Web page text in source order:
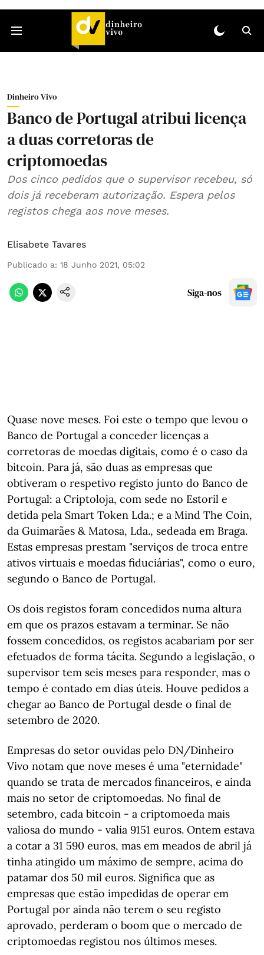
Dinheiro Vivo
Banco de Portugal atribui licença
a duas corretoras de
criptomoedas
Dos cinco pedidos que o supervisor recebeu, só
dois já receberam autorização. Espera pelos
registos chega aos nove meses.
Elisabete Tavares
Publicado a: 18 Junho 2021, 05:02
Siga-nos
Quase nove meses. Foi este o tempo que levou o
Banco de Portugal a conceder licenças a
corretoras de moedas digitais, como é o caso da
bitcoin. Para já, são duas as empresas que
obtiveram o respetivo registo junto do Banco de
Portugal: a Criptoloja, com sede no Estoril e
detida pela Smart Token Lda.; e a Mind The Coin,
da Guimarães & Matosa, Lda., sedeada em Braga.
Estas empresas prestam "serviços de troca entre
ativos virtuais e moedas fiduciárias", como o euro,
segundo o Banco de Portugal.
Os dois registos foram concedidos numa altura
em que os prazos estavam a terminar. Se não
fossem concedidos, os registos acabariam por ser
efetuados de forma tácita. Segundo a legislação, o
supervisor tem seis meses para responder, mas o
tempo é contado em dias úteis. Houve pedidos a
chegar ao Banco de Portugal desde o final de
setembro de 2020.
Empresas do setor ouvidas pelo DN/Dinheiro
Vivo notam que nove meses é uma "eternidade"
quando se trata de mercados financeiros, e ainda
mais no setor de criptomoedas. No final de
setembro, cada bitcoin - a criptomoeda mais
valiosa do mundo - valia 9151 euros. Ontem estava
a cotar a 31 590 euros, mas em meados de abril já
tinha atingido um máximo de sempre, acima do
patamar dos 50 mil euros. Significa que as
empresas que estão impedidas de operar em
Portugal por ainda não terem o seu registo
aprovado, perderam o boom que o mercado de
criptomoedas registou nos últimos meses.